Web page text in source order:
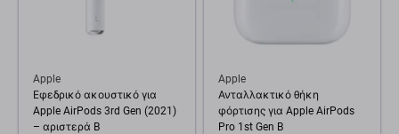
Apple
Εφεδρικό ακουστικό για
Apple AirPods 3rd Gen (2021)
– αριστερά B
Apple
Ανταλλακτικό θήκη
φόρτισης για Apple AirPods
Pro 1st Gen B